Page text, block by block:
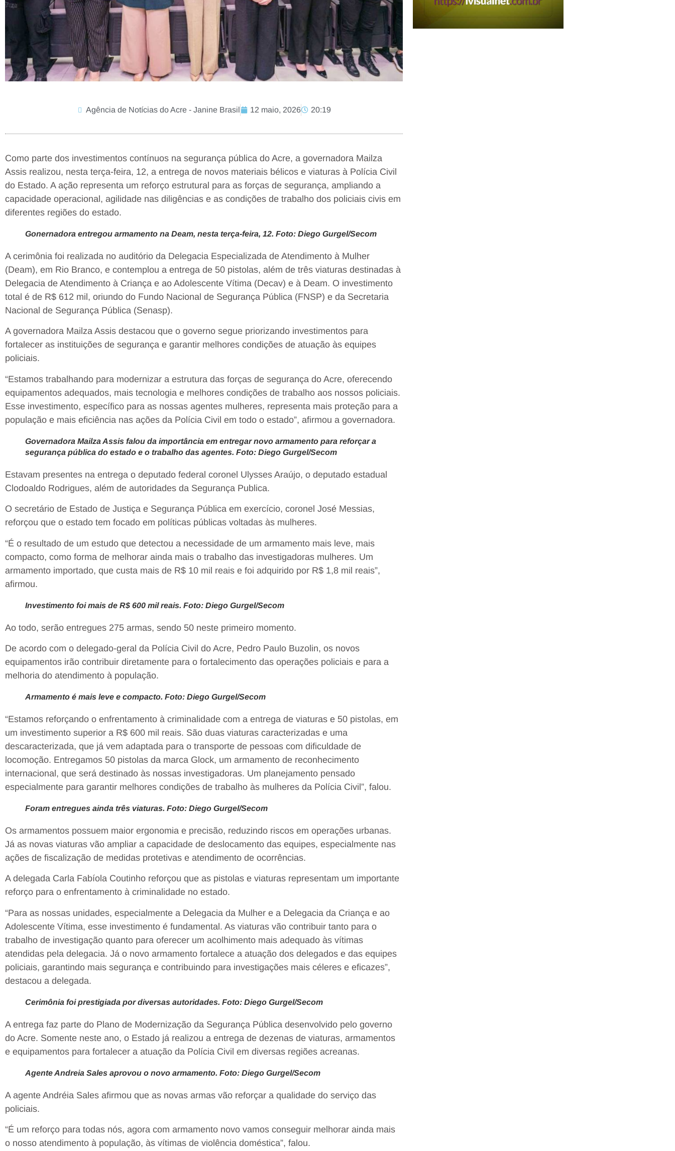
Agência de Notícias do Acre - Janine Brasil 12 maio, 2026 20:19
Como parte dos investimentos contínuos na segurança pública do Acre, a governadora Mailza
Assis realizou, nesta terça-feira, 12, a entrega de novos materiais bélicos e viaturas à Polícia Civil
do Estado. A ação representa um reforço estrutural para as forças de segurança, ampliando a
capacidade operacional, agilidade nas diligências e as condições de trabalho dos policiais civis em
diferentes regiões do estado.
Gonernadora entregou armamento na Deam, nesta terça-feira, 12. Foto: Diego Gurgel/Secom
A cerimônia foi realizada no auditório da Delegacia Especializada de Atendimento à Mulher
(Deam), em Rio Branco, e contemplou a entrega de 50 pistolas, além de três viaturas destinadas à
Delegacia de Atendimento à Criança e ao Adolescente Vítima (Decav) e à Deam. O investimento
total é de R$ 612 mil, oriundo do Fundo Nacional de Segurança Pública (FNSP) e da Secretaria
Nacional de Segurança Pública (Senasp).
A governadora Mailza Assis destacou que o governo segue priorizando investimentos para
fortalecer as instituições de segurança e garantir melhores condições de atuação às equipes
policiais.
“Estamos trabalhando para modernizar a estrutura das forças de segurança do Acre, oferecendo
equipamentos adequados, mais tecnologia e melhores condições de trabalho aos nossos policiais.
Esse investimento, específico para as nossas agentes mulheres, representa mais proteção para a
população e mais eficiência nas ações da Polícia Civil em todo o estado”, afirmou a governadora.
Governadora Mailza Assis falou da importância em entregar novo armamento para reforçar a
segurança pública do estado e o trabalho das agentes. Foto: Diego Gurgel/Secom
Estavam presentes na entrega o deputado federal coronel Ulysses Araújo, o deputado estadual
Clodoaldo Rodrigues, além de autoridades da Segurança Publica.
O secretário de Estado de Justiça e Segurança Pública em exercício, coronel José Messias,
reforçou que o estado tem focado em políticas públicas voltadas às mulheres.
“É o resultado de um estudo que detectou a necessidade de um armamento mais leve, mais
compacto, como forma de melhorar ainda mais o trabalho das investigadoras mulheres. Um
armamento importado, que custa mais de R$ 10 mil reais e foi adquirido por R$ 1,8 mil reais”,
afirmou.
Investimento foi mais de R$ 600 mil reais. Foto: Diego Gurgel/Secom
Ao todo, serão entregues 275 armas, sendo 50 neste primeiro momento.
De acordo com o delegado-geral da Polícia Civil do Acre, Pedro Paulo Buzolin, os novos
equipamentos irão contribuir diretamente para o fortalecimento das operações policiais e para a
melhoria do atendimento à população.
Armamento é mais leve e compacto. Foto: Diego Gurgel/Secom
“Estamos reforçando o enfrentamento à criminalidade com a entrega de viaturas e 50 pistolas, em
um investimento superior a R$ 600 mil reais. São duas viaturas caracterizadas e uma
descaracterizada, que já vem adaptada para o transporte de pessoas com dificuldade de
locomoção. Entregamos 50 pistolas da marca Glock, um armamento de reconhecimento
internacional, que será destinado às nossas investigadoras. Um planejamento pensado
especialmente para garantir melhores condições de trabalho às mulheres da Polícia Civil”, falou.
Foram entregues ainda três viaturas. Foto: Diego Gurgel/Secom
Os armamentos possuem maior ergonomia e precisão, reduzindo riscos em operações urbanas.
Já as novas viaturas vão ampliar a capacidade de deslocamento das equipes, especialmente nas
ações de fiscalização de medidas protetivas e atendimento de ocorrências.
A delegada Carla Fabíola Coutinho reforçou que as pistolas e viaturas representam um importante
reforço para o enfrentamento à criminalidade no estado.
“Para as nossas unidades, especialmente a Delegacia da Mulher e a Delegacia da Criança e ao
Adolescente Vítima, esse investimento é fundamental. As viaturas vão contribuir tanto para o
trabalho de investigação quanto para oferecer um acolhimento mais adequado às vítimas
atendidas pela delegacia. Já o novo armamento fortalece a atuação dos delegados e das equipes
policiais, garantindo mais segurança e contribuindo para investigações mais céleres e eficazes”,
destacou a delegada.
Cerimônia foi prestigiada por diversas autoridades. Foto: Diego Gurgel/Secom
A entrega faz parte do Plano de Modernização da Segurança Pública desenvolvido pelo governo
do Acre. Somente neste ano, o Estado já realizou a entrega de dezenas de viaturas, armamentos
e equipamentos para fortalecer a atuação da Polícia Civil em diversas regiões acreanas.
Agente Andreia Sales aprovou o novo armamento. Foto: Diego Gurgel/Secom
A agente Andréia Sales afirmou que as novas armas vão reforçar a qualidade do serviço das
policiais.
“É um reforço para todas nós, agora com armamento novo vamos conseguir melhorar ainda mais
o nosso atendimento à população, às vítimas de violência doméstica”, falou.